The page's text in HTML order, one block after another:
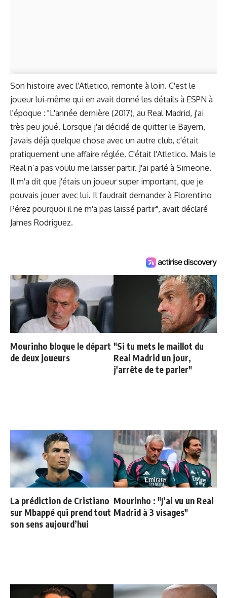
Son histoire avec l'Atletico, remonte à loin. C'est le
joueur lui-même qui en avait donné les détails à ESPN à
l'époque : "L'année dernière (2017), au Real Madrid, j'ai
très peu joué. Lorsque j'ai décidé de quitter le Bayern,
j'avais déjà quelque chose avec un autre club, c'était
pratiquement une affaire réglée. C'était l'Atletico. Mais le
Real n’a pas voulu me laisser partir. J'ai parlé à Simeone.
Il m'a dit que j'étais un joueur super important, que je
pouvais jouer avec lui. Il faudrait demander à Florentino
Pérez pourquoi il ne m'a pas laissé partir", avait déclaré
James Rodriguez.
Mourinho bloque le départ
de deux joueurs
"Si tu mets le maillot du
Real Madrid un jour,
j'arrête de te parler"
La prédiction de Cristiano
sur Mbappé qui prend tout
son sens aujourd’hui
Mourinho : "J’ai vu un Real
Madrid à 3 visages"